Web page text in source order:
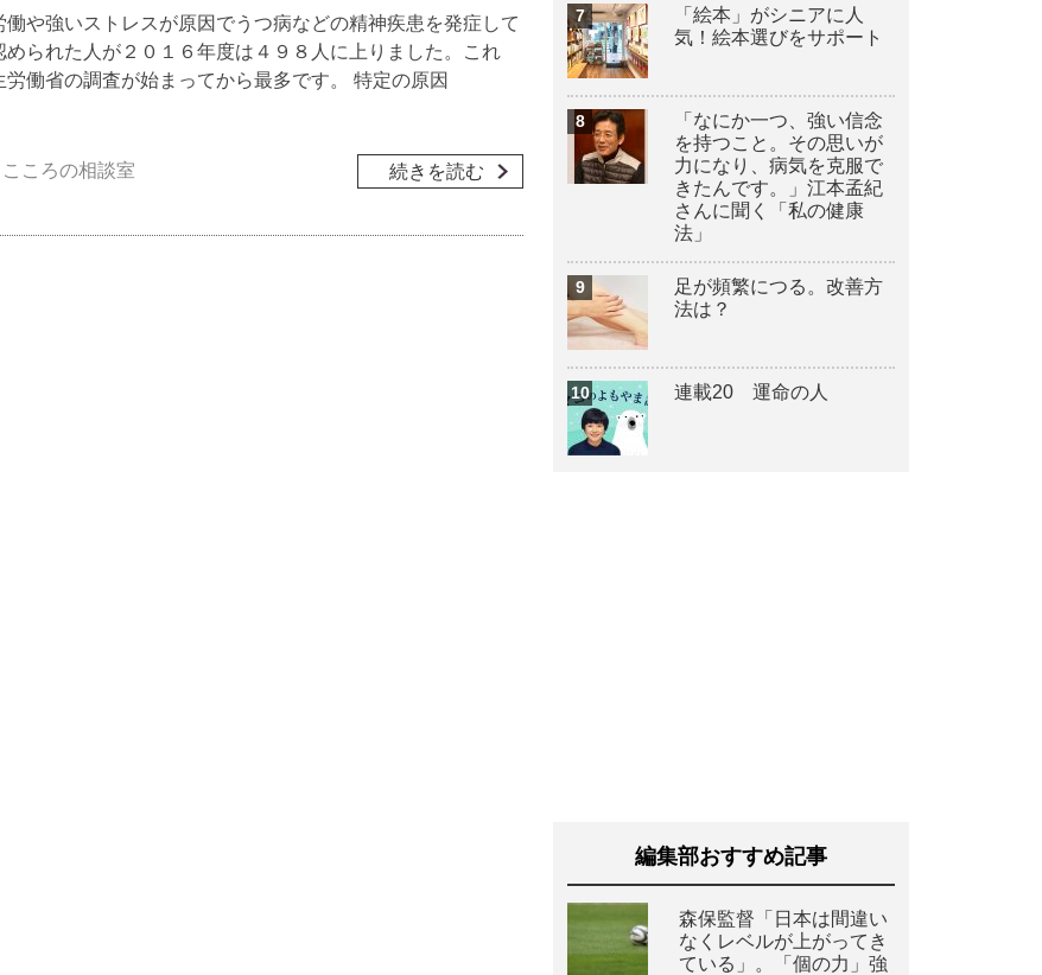
働や強いストレスが原因でうつ病などの精神疾患を発症して
められた人が２０１６年度は４９８人に上りました。これ
労働省の調査が始まってから最多です。 特定の原因
こころの相談室 続きを読む
「絵本」がシニアに人
気！絵本選びをサポート
「なにか一つ、強い信念
を持つこと。その思いが
力になり、病気を克服で
きたんです。」江本孟紀
さんに聞く「私の健康
法」
足が頻繁につる。改善方
法は？
連載20 運命の人
編集部おすすめ記事
森保監督「日本は間違い
なくレベルが上がってき
ている」。「個の力」強